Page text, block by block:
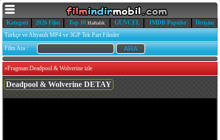
Kategori 2026 Film Top 10 Haftalık GÜNCEL IMDB Popüler
İletişim
Türkçe ve Altyazılı MP4 ve 3GP Tek Part Filmler
Film Ara :
»Fragman:Deadpool & Wolverine izle
Deadpool & Wolverine DETAY